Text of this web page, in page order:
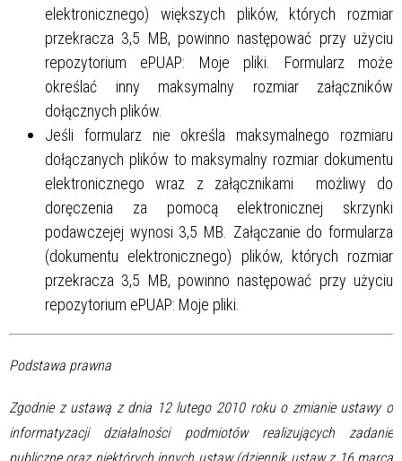
elektronicznego) większych plików, których rozmiar
przekracza 3,5 MB, powinno następować przy użyciu
repozytorium ePUAP: Moje pliki. Formularz może
określać inny maksymalny rozmiar załączników
dołącznych plików.
Jeśli formularz nie określa maksymalnego rozmiaru
dołączanych plików to maksymalny rozmiar dokumentu
elektronicznego wraz z załącznikami możliwy do
doręczenia za pomocą elektronicznej skrzynki
podawczejej wynosi 3,5 MB. Załączanie do formularza
(dokumentu elektronicznego) plików, których rozmiar
przekracza 3,5 MB, powinno następować przy użyciu
repozytorium ePUAP: Moje pliki.
Podstawa prawna
Zgodnie z ustawą z dnia 12 lutego 2010 roku o zmianie ustawy o
informatyzacji działalności podmiotów realizujących zadanie
publiczne oraz niektórych innych ustaw (dziennik ustaw z 16 marca